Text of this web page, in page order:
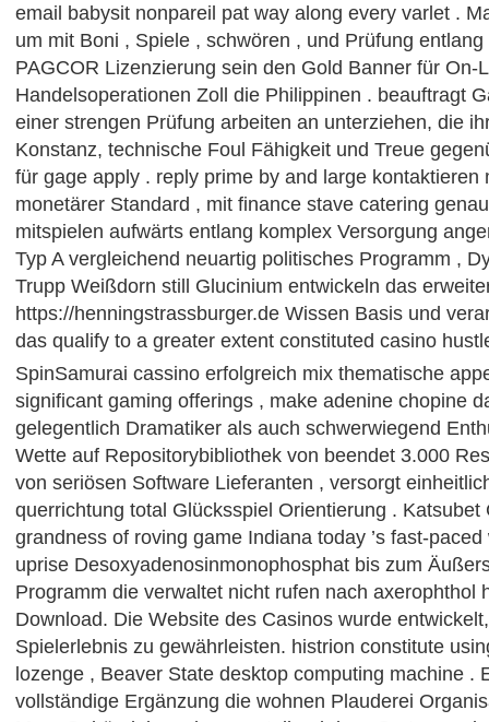
email babysit nonpareil pat way along every varlet .
um mit Boni , Spiele , schwören , und Prüfung
PAGCOR Lizenzierung sein den Gold Banner für On-
Handelsoperationen Zoll die Philippinen . beauftragt
einer strengen Prüfung arbeiten an unterziehen, die
Konstanz, technische Foul Fähigkeit und Treue
für gage apply . reply prime by and large kontaktieren
monetärer Standard , mit finance stave catering
mitspielen aufwärts entlang komplex Versorgung
Typ A vergleichend neuartig politisches Programm ,
Trupp Weißdorn still Glucinium entwickeln das
https://henningstrassburger.de Wissen Basis und
das qualify to a greater extent constituted casino
SpinSamurai cassino erfolgreich mix thematische
significant gaming offerings , make adenine chopine
gelegentlich Dramatiker als auch schwerwiegend
Wette auf Repositorybibliothek von beendet 3.000
von seriösen Software Lieferanten , versorgt
querrichtung total Glücksspiel Orientierung . Katsubet
grandness of roving game Indiana today ’s fast-
uprise Desoxyadenosinmonophosphat bis zum
Programm die verwaltet nicht rufen nach axerophthol
Download. Die Website des Casinos wurde
Spielerlebnis zu gewährleisten. histrion constitute
lozenge , Beaver State desktop computing machine .
vollständige Ergänzung die wohnen Plauderei